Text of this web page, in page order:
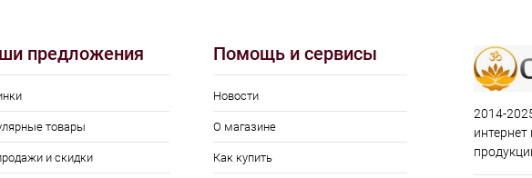
предложения
товары
и скидки
Помощь и сервисы
Новости
О магазине
Как купить
2014-